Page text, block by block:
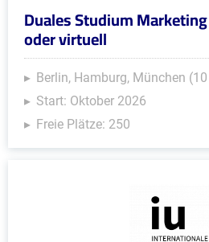
Duales Studium
oder virtuell
Berlin, Hamburg, München
Start: Oktober 2026
Freie Plätze: 250